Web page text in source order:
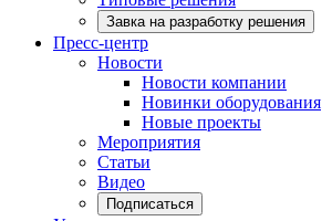
Завка на разработку решения
Пресс-центр
Новости
Новости компании
Новинки оборудования
Новые проекты
Мероприятия
Статьи
Видео
Подписаться